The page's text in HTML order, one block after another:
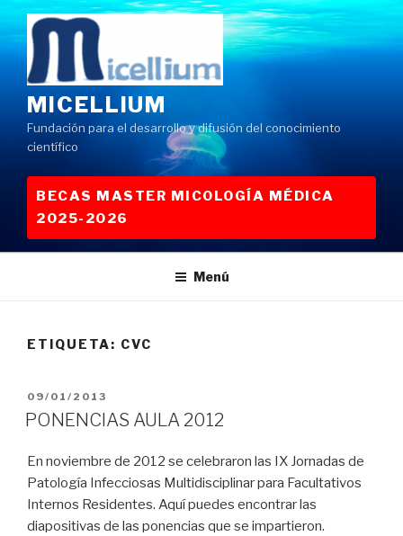
Saltar
al
contenido
MICELLIUM
Fundación para el desarrollo y difusión del conocimiento
científico
BECAS MASTER MICOLOGÍA MÉDICA
2025-2026
Menú
ETIQUETA: CVC
PUBLICADO
EL
09/01/2013
PONENCIAS AULA 2012
En noviembre de 2012 se celebraron las IX Jornadas de
Patología Infecciosas Multidisciplinar para Facultativos
Internos Residentes. Aquí puedes encontrar las
diapositivas de las ponencias que se impartieron.